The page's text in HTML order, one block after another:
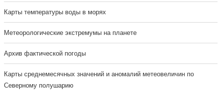
Карты температуры воды в морях
Метеорологические экстремумы на планете
Архив фактической погоды
Карты среднемесячных значений и аномалий метеовеличин по
Северному полушарию